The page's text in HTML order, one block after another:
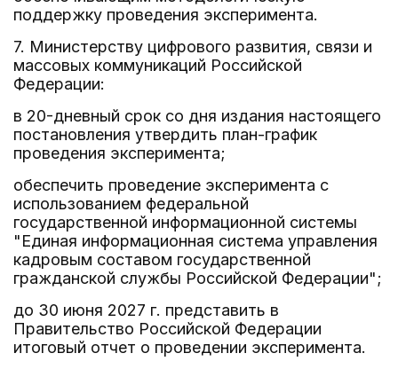
поддержку проведения эксперимента.
7. Министерству цифрового развития, связи и
массовых коммуникаций Российской
Федерации:
в 20-дневный срок со дня издания настоящего
постановления утвердить план-график
проведения эксперимента;
обеспечить проведение эксперимента с
использованием федеральной
государственной информационной системы
"Единая информационная система управления
кадровым составом государственной
гражданской службы Российской Федерации";
до 30 июня 2027 г. представить в
Правительство Российской Федерации
итоговый отчет о проведении эксперимента.